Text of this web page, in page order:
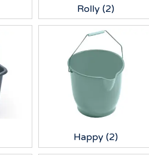
Rolly(2)
Happy(2)